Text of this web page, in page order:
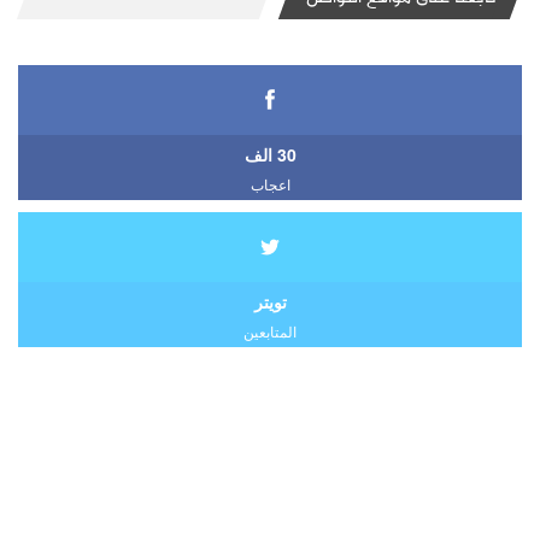
30 الف
اعجاب
تويتر
المتابعين